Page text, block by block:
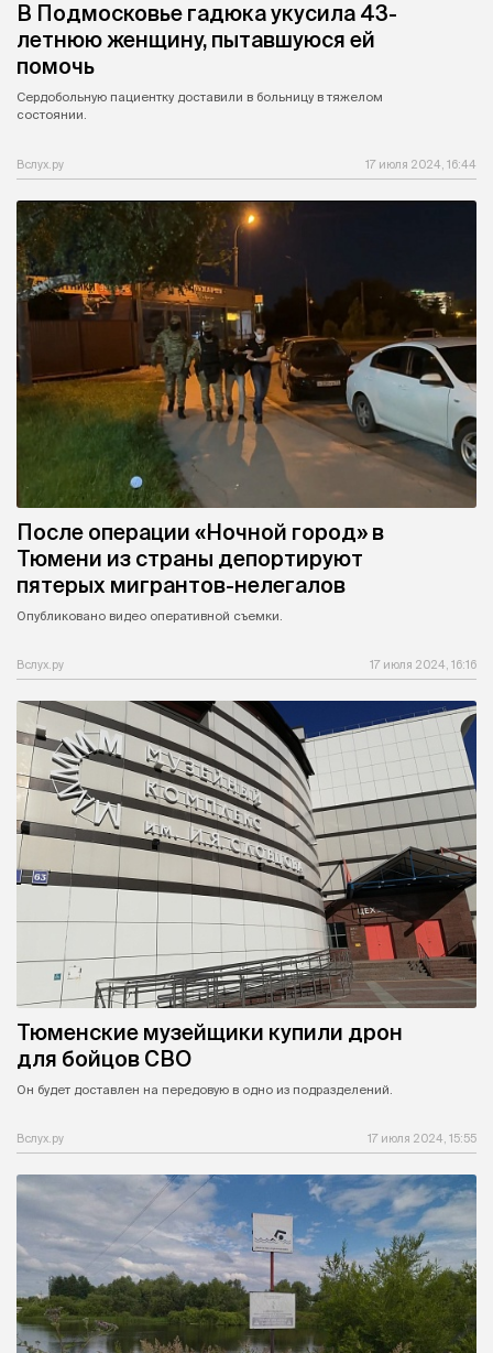
В Подмосковье гадюка укусила 43-
летнюю женщину, пытавшуюся ей
помочь
Сердобольную пациентку доставили в больницу в тяжелом
состоянии.
Вслух.ру 17 июля 2024, 16:44
После операции «Ночной город» в
Тюмени из страны депортируют
пятерых мигрантов-нелегалов
Опубликовано видео оперативной съемки.
Вслух.ру 17 июля 2024, 16:16
Тюменские музейщики купили дрон
для бойцов СВО
Он будет доставлен на передовую в одно из подразделений.
Вслух.ру 17 июля 2024, 15:55